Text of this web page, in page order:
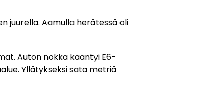
juurella. Aamulla herätessä oli
Auton nokka kääntyi E6-
Yllätykseksi sata metriä